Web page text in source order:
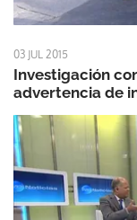
03 JUL 2015
Investigación
advertencia de